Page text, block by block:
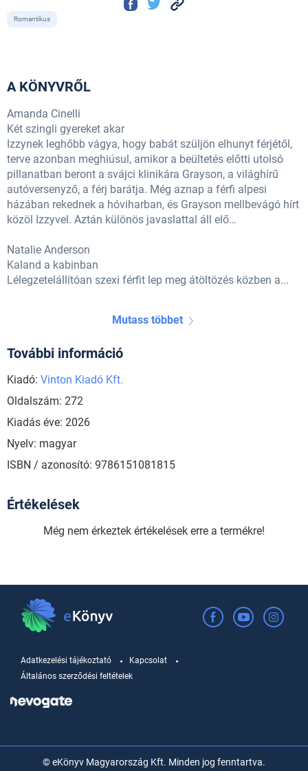
Romantikus
A KÖNYVRŐL
Amanda Cinelli
Két szingli gyereket akar
Izzynek leghőbb vágya, hogy babát szüljön elhunyt férjétől,
terve azonban meghiúsul, amikor a beültetés előtti utolsó
pillanatban beront a svájci klinikára Grayson, a világhírű
autóversenyző, a férj barátja. Még aznap a férfi alpesi
házában rekednek a hóviharban, és Grayson mellbevágó hírt
közöl Izzyvel. Aztán különös javaslattal áll elő…
Natalie Anderson
Kaland a kabinban
Lélegzetelállítóan szexi férfit lep meg átöltözés közben a...
Mutass többet
További információ
Kiadó: Vinton Kiadó Kft.
Oldalszám: 272
Kiadás éve: 2026
Nyelv: magyar
ISBN / azonosító: 9786151081815
Értékelések
Még nem érkeztek értékelések erre a termékre!
Adatkezelési tájékoztató
Kapcsolat
Általános szerződési feltételek
© eKönyv Magyarország Kft. Minden jog fenntartva.